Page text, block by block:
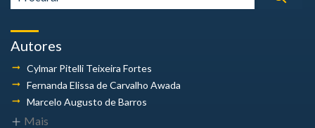
Autores
Cylmar Pitelli Teixeira Fortes
Fernanda Elissa de Carvalho Awada
Marcelo Augusto de Barros
Mais